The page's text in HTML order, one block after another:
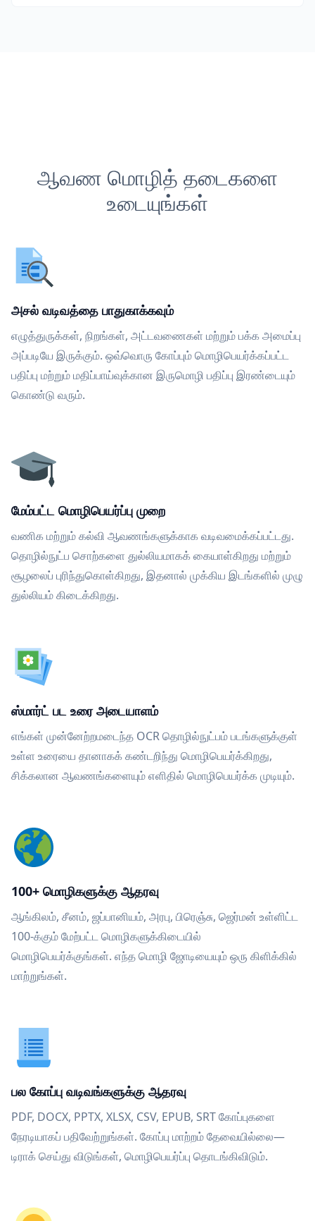
ஆவண மொழித் தடைகளை
உடையுங்கள்
அசல் வடிவத்தை பாதுகாக்கவும்
எழுத்துருக்கள், நிறங்கள், அட்டவணைகள் மற்றும் பக்க அமைப்பு
அப்படியே இருக்கும். ஒவ்வொரு கோப்பும் மொழிபெயர்க்கப்பட்ட
பதிப்பு மற்றும் மதிப்பாய்வுக்கான இருமொழி பதிப்பு இரண்டையும்
கொண்டு வரும்.
மேம்பட்ட மொழிபெயர்ப்பு முறை
வணிக மற்றும் கல்வி ஆவணங்களுக்காக வடிவமைக்கப்பட்டது.
தொழில்நுட்ப சொற்களை துல்லியமாகக் கையாள்கிறது மற்றும்
சூழலைப் புரிந்துகொள்கிறது, இதனால் முக்கிய இடங்களில் முழு
துல்லியம் கிடைக்கிறது.
ஸ்மார்ட் பட உரை அடையாளம்
எங்கள் முன்னேற்றமடைந்த OCR தொழில்நுட்பம் படங்களுக்குள்
உள்ள உரையை தானாகக் கண்டறிந்து மொழிபெயர்க்கிறது,
சிக்கலான ஆவணங்களையும் எளிதில் மொழிபெயர்க்க முடியும்.
100+ மொழிகளுக்கு ஆதரவு
ஆங்கிலம், சீனம், ஜப்பானியம், அரபு, பிரெஞ்சு, ஜெர்மன் உள்ளிட்ட
100-க்கும் மேற்பட்ட மொழிகளுக்கிடையில்
மொழிபெயர்க்குங்கள். எந்த மொழி ஜோடியையும் ஒரு கிளிக்கில்
மாற்றுங்கள்.
பல கோப்பு வடிவங்களுக்கு ஆதரவு
PDF, DOCX, PPTX, XLSX, CSV, EPUB, SRT கோப்புகளை
நேரடியாகப் பதிவேற்றுங்கள். கோப்பு மாற்றம் தேவையில்லை—
டிராக் செய்து விடுங்கள், மொழிபெயர்ப்பு தொடங்கிவிடும்.